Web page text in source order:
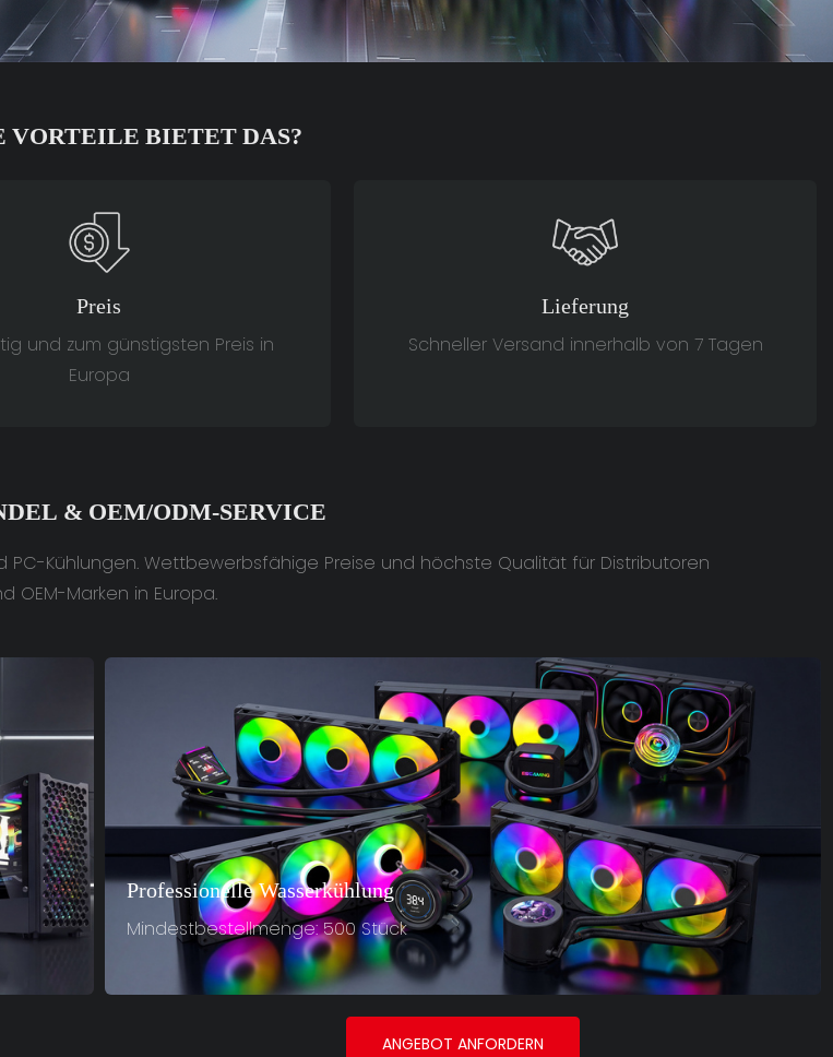
VORTEILE BIETET DAS?
Preis
und zum günstigsten Preis in
Europa
Lieferung
Schneller Versand innerhalb von 7 Tagen
& OEM/ODM-SERVICE
Kühlungen. Wettbewerbsfähige Preise und höchste Qualität für Distributoren
OEM-Marken in Europa.
Professionelle Wasserkühlung
Mindestbestellmenge: 500 Stück
ANGEBOT ANFORDERN